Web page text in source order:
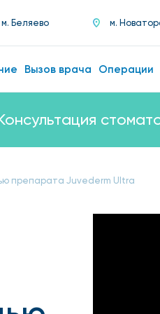
м. Беляево м.
Вызов врача Операции
препарата Juvederm Ultra